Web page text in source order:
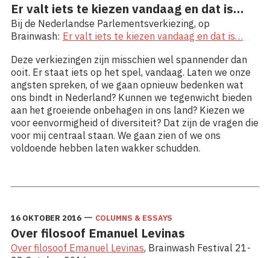
Er valt iets te kiezen vandaag en dat is…
Bij de Nederlandse Parlementsverkiezing, op
Brainwash: Er valt iets te kiezen vandaag en dat is…
Deze verkiezingen zijn misschien wel spannender dan
ooit. Er staat iets op het spel, vandaag. Laten we onze
angsten spreken, of we gaan opnieuw bedenken wat
ons bindt in Nederland? Kunnen we tegenwicht bieden
aan het groeiende onbehagen in ons land? Kiezen we
voor eenvormigheid of diversiteit? Dat zijn de vragen die
voor mij centraal staan. We gaan zien of we ons
voldoende hebben laten wakker schudden.
16 OKTOBER 2016 — COLUMNS & ESSAYS
Over filosoof Emanuel Levinas
Over filosoof Emanuel Levinas, Brainwash Festival 21-